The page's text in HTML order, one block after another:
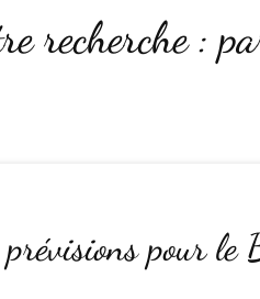
recherche :
prévisions pour